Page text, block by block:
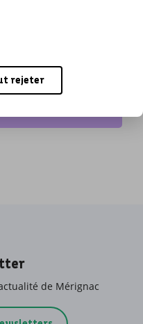
– Salle
de Mérignac
rejeter